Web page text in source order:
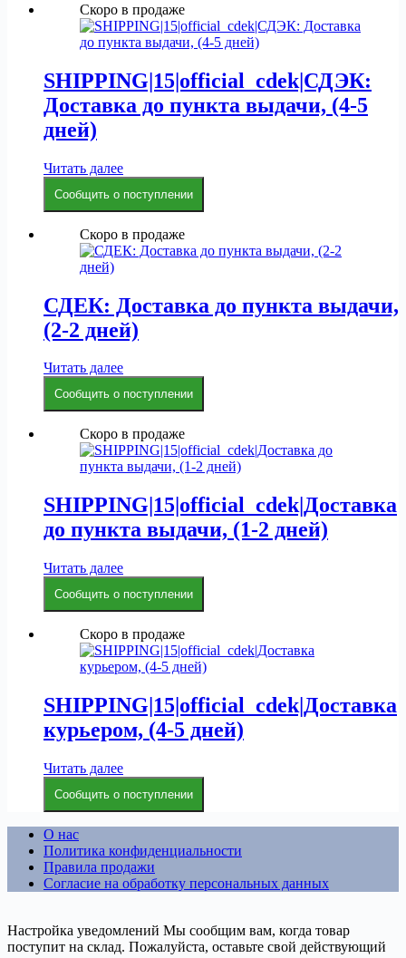
Скоро в продаже
SHIPPING|15|official_cdek|СДЭК:
Доставка до пункта выдачи, (4-5
дней)
Читать далее
Сообщить о поступлении
Скоро в продаже
СДЕК: Доставка до пункта выдачи,
(2-2 дней)
Читать далее
Сообщить о поступлении
Скоро в продаже
SHIPPING|15|official_cdek|Доставка
до пункта выдачи, (1-2 дней)
Читать далее
Сообщить о поступлении
Скоро в продаже
SHIPPING|15|official_cdek|Доставка
курьером, (4-5 дней)
Читать далее
Сообщить о поступлении
О нас
Политика конфиденциальности
Правила продажи
Согласие на обработку персональных данных
Настройка уведомлений Мы сообщим вам, когда товар
поступит на склад. Пожалуйста, оставьте свой действующий